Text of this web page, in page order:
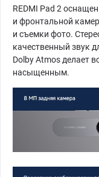
REDMI Pad 2
и фронтальной
и съемки фото.
качественный звук
Dolby Atmos делает
насыщенным.